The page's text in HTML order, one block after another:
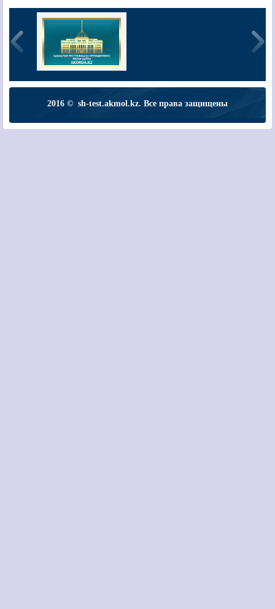
2016 © sh-test.akmol.kz. Все права защищены